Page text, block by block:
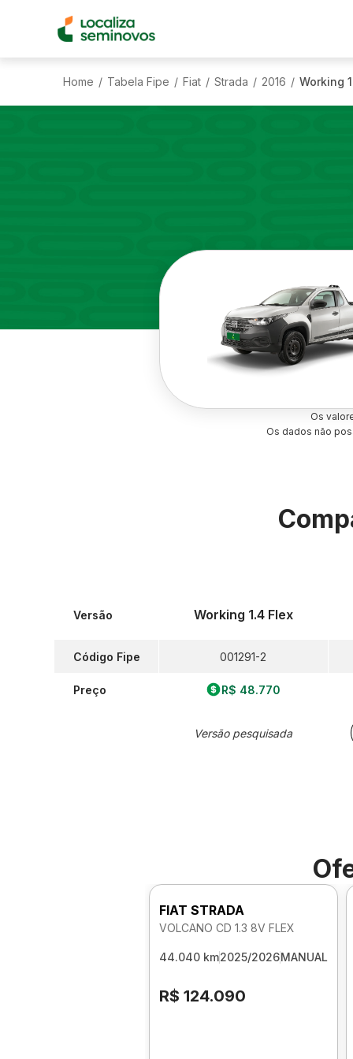
Home / Tabela Fipe / Fiat / Strada / 2016 / Working
Os
Os dados não
Versão
Código Fipe
Preço
Working 1.4 Flex
001291-2
R$ 48.770
Versão pesquisada
FIAT STRADA
VOLCANO CD 1.3 8V FLEX
44.040 km2025/2026MANUAL
R$ 124.090